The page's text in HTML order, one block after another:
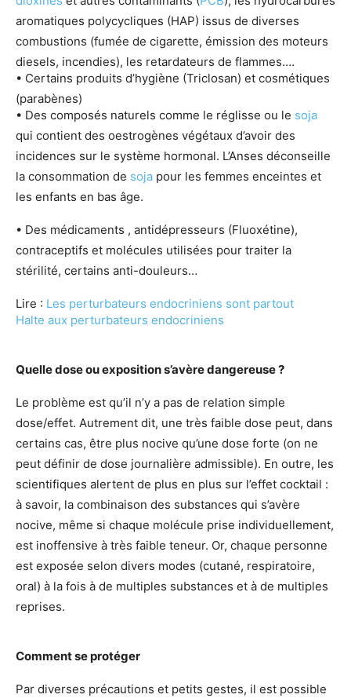
aromatiques polycycliques (HAP) issus de diverses
combustions (fumée de cigarette, émission des moteurs
diesels, incendies), les retardateurs de flammes….
• Certains produits d’hygiène (Triclosan) et cosmétiques
(parabènes)
• Des composés naturels comme le réglisse ou le soja
qui contient des oestrogènes végétaux d’avoir des
incidences sur le système hormonal. L’Anses déconseille
la consommation de soja pour les femmes enceintes et
les enfants en bas âge.
• Des médicaments , antidépresseurs (Fluoxétine),
contraceptifs et molécules utilisées pour traiter la
stérilité, certains anti-douleurs…
Lire : Les perturbateurs endocriniens sont partout
Halte aux perturbateurs endocriniens
Quelle dose ou exposition s’avère dangereuse ?
Le problème est qu’il n’y a pas de relation simple
dose/effet. Autrement dit, une très faible dose peut, dans
certains cas, être plus nocive qu’une dose forte (on ne
peut définir de dose journalière admissible). En outre, les
scientifiques alertent de plus en plus sur l’effet cocktail :
à savoir, la combinaison des substances qui s’avère
nocive, même si chaque molécule prise individuellement,
est inoffensive à très faible teneur. Or, chaque personne
est exposée selon divers modes (cutané, respiratoire,
oral) à la fois à de multiples substances et à de multiples
reprises.
Comment se protéger
Par diverses précautions et petits gestes, il est possible